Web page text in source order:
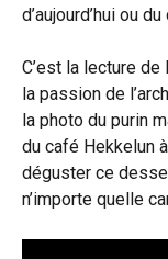
d’aujourd’hui ou
C’est la lecture de
la passion de
la photo du purin
du café Hekkelun
déguster ce
n’importe quelle